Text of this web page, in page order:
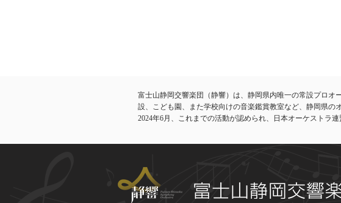
富士山静岡交響楽団（静響）は、静岡県内唯一の常設プロ
設、こども園、また学校向けの音楽鑑賞教室など、静岡県の
​2024年6月、これまでの活動が認められ、日本オーケストラ連